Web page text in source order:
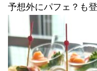
予想外にパフェ？も